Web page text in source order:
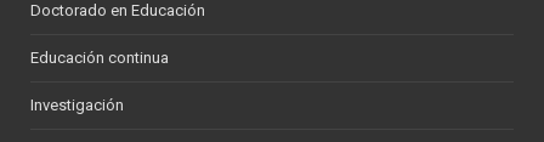
Doctorado en Educación
Educación continua
Investigación